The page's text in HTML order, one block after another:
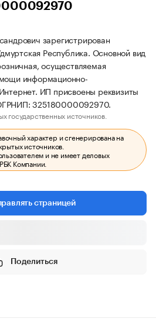
зарегистрирован
Республика. Основной вид
осуществляемая
информационно-
ИП присвоены реквизиты
325180000092970.
государственных источников.
характер и сгенерирована на
источников.
и не имеет деловых
Компании.
страницей
Поделиться